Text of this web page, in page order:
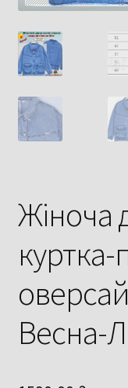
Жіноча
куртка-
Весна-